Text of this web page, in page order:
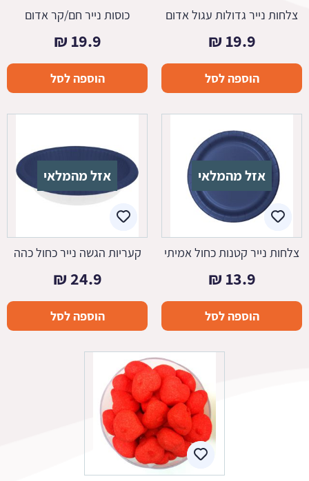
צלחות נייר גדולות עגול אדום
19.9
₪
הוספה לסל
כוסות נייר חם/קר אדום
19.9
₪
הוספה לסל
אזל מהמלאי
צלחות נייר קטנות כחול אמיתי
13.9
₪
הוספה לסל
אזל מהמלאי
קעריות הגשה נייר כחול כהה
24.9
₪
הוספה לסל